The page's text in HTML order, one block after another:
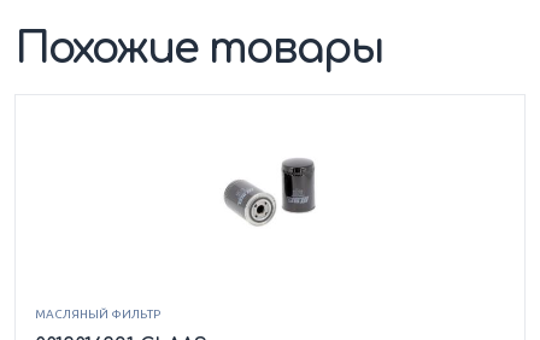
Похожие товары
МАСЛЯНЫЙ ФИЛЬТР